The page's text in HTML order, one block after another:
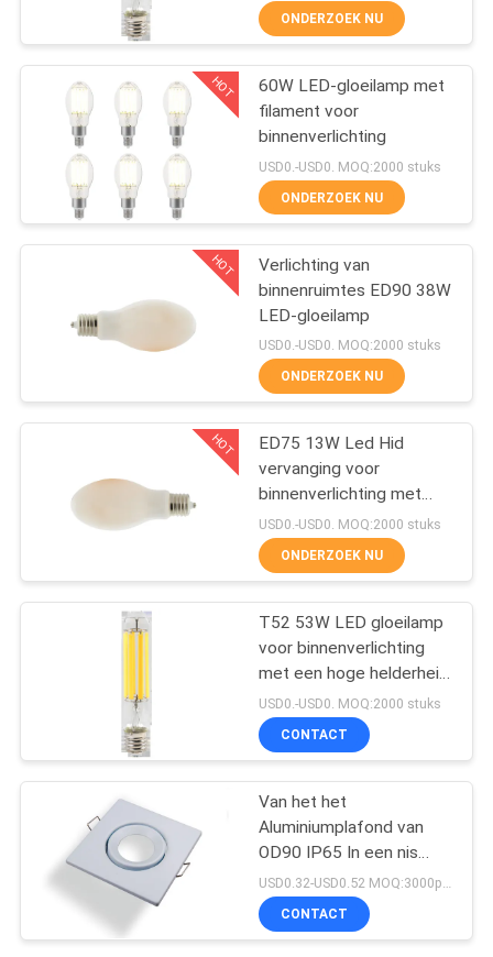
CONTACTEER
ONS
VERZOEK
OM EEN
CITAAT
PRIVACY
GELEIDE G9-BOL
De LEIDENE Bol van
R7S
47
MAÏSKOLF geleide
strook
23
Neon LEIDENE
Strooklichten
ONDERZOEK NU
HOT
60W LED-gloeilamp met
filament voor
binnenverlichting
USD0.-USD0. MOQ:2000 stuks
ONDERZOEK NU
HOT
Verlichting van
binnenruimtes ED90 38W
LED-gloeilamp
USD0.-USD0. MOQ:2000 stuks
ONDERZOEK NU
HOT
ED75 13W Led Hid
vervanging voor
binnenverlichting met
hoge helderheid
USD0.-USD0. MOQ:2000 stuks
ONDERZOEK NU
T52 53W LED gloeilamp
voor binnenverlichting
met een hoge helderheid
en energie-efficiëntie
USD0.-USD0. MOQ:2000 stuks
CONTACT
Van het het
Aluminiumplafond van
OD90 IP65 In een nis
gezette de
Verlichtingsversiering
Downlight
CONTACT